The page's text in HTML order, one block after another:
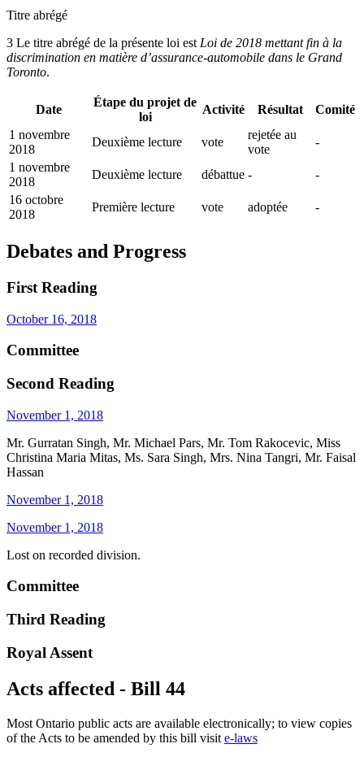
Titre abrégé
3 Le titre abrégé de la présente loi est Loi de 2018 mettant fin à la
discrimination en matière d’assurance-automobile dans le Grand
Toronto.
Date
Étape du projet de
loi
Activité Résultat
Comité
1 novembre
2018
Deuxième lecture vote
rejetée au
vote
-
1 novembre
2018
Deuxième lecture débattue -
-
16 octobre
2018
Première lecture vote adoptée -
Debates and Progress
First Reading
October 16, 2018
Committee
Second Reading
November 1, 2018
Mr. Gurratan Singh, Mr. Michael Pars, Mr. Tom Rakocevic, Miss
Christina Maria Mitas, Ms. Sara Singh, Mrs. Nina Tangri, Mr. Faisal
Hassan
November 1, 2018
November 1, 2018
Lost on recorded division.
Committee
Third Reading
Royal Assent
Acts affected - Bill 44
Most Ontario public acts are available electronically; to view copies
of the Acts to be amended by this bill visit e-laws